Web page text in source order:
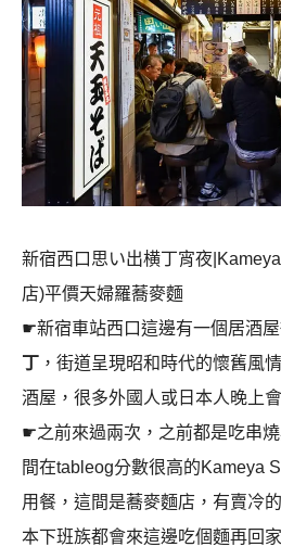
新宿西口思い出横丁宵夜
店)平價天婦羅蕎麥麵
☛新宿車站西口這邊有一個居酒
丁 ，街道呈現昭和時代的懷舊風
酒屋，很多外國人或日本人晚上
☛之前來過兩次，之前都是吃串
間在tableog分數很高的Kameya
用餐，這間是蕎麥麵店，有賣冷
本下班族都會來這邊吃個麵再回家